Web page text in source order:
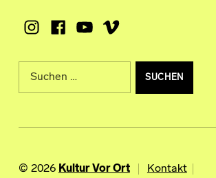
Instagram
Facebook
Youtube
Vimeo
Suche nach:
© 2026 Kultur Vor Ort
Kontakt